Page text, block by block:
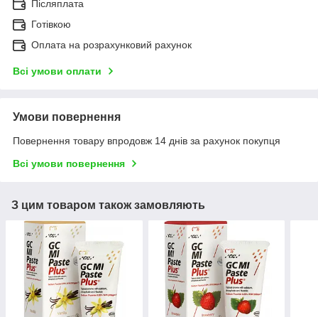
Післяплата
Готівкою
Оплата на розрахунковий рахунок
Всі умови оплати
Умови повернення
Повернення товару впродовж 14 днів за рахунок покупця
Всі умови повернення
З цим товаром також замовляють